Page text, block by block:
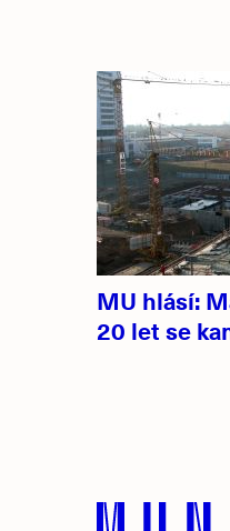
MU hlásí:
20 let se